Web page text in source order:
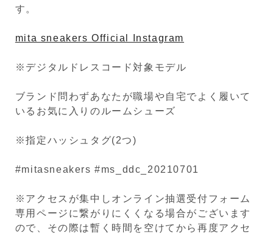
す。
mita sneakers Official Instagram
※デジタルドレスコード対象モデル
ブランド問わずあなたが職場や自宅でよく履いて
いるお気に入りのルームシューズ
※指定ハッシュタグ(2つ)
#mitasneakers #ms_ddc_20210701
※アクセスが集中しオンライン抽選受付フォーム
専用ページに繋がりにくくなる場合がございます
ので、その際は暫く時間を空けてから再度アクセ